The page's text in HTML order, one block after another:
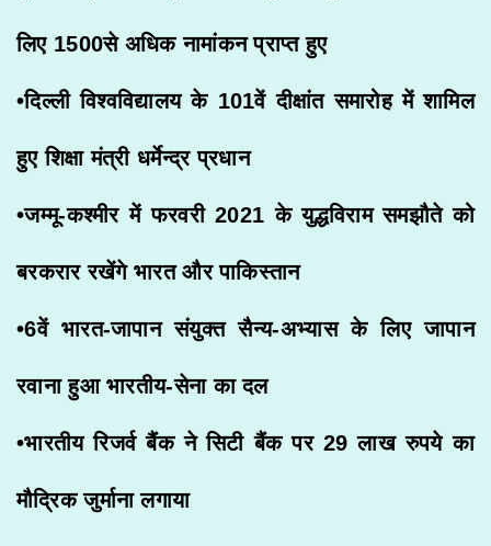
लिए 1500से अधिक नामांकन प्राप्‍त हुए
•दिल्ली विश्वविद्यालय के 101वें दीक्षांत समारोह में शामिल
हुए शिक्षा मंत्री धर्मेन्द्र प्रधान
•जम्मू-कश्मीर में फरवरी 2021 के युद्धविराम समझौते को
बरकरार रखेंगे भारत और पाकिस्तान
•6वें भारत-जापान संयुक्त सैन्य-अभ्यास के लिए जापान
रवाना हुआ भारतीय-सेना का दल
•भारतीय रिजर्व बैंक ने सिटी बैंक पर 29 लाख रुपये का
मौद्रिक जुर्माना लगाया